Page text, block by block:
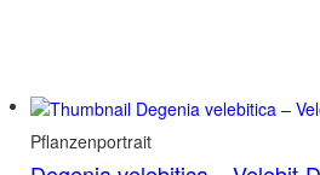
Pflanzenportrait